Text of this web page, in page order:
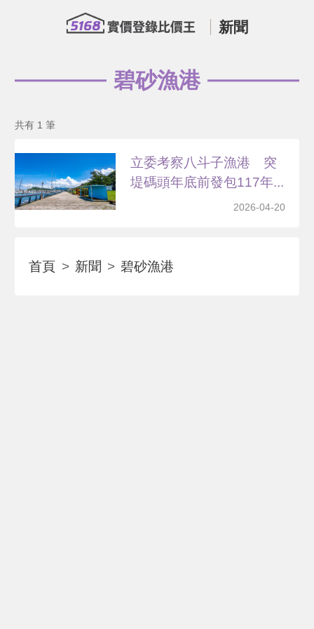
新聞
碧砂漁港
共有 1 筆
立委考察八斗子漁港 突
堤碼頭年底前發包117年...
2026-04-20
首頁 新聞 碧砂漁港